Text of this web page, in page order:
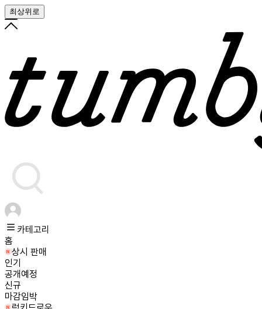
최상위로
카테고리
홈
상시 판매
인기
공개예정
신규
마감임박